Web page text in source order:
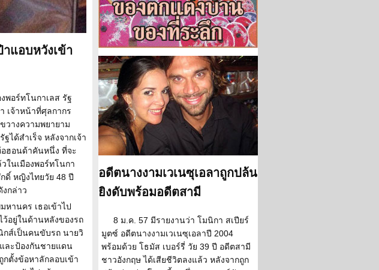
แอบหวังเข้า
พอร์ทโนกาเลส รัฐ
เจ้าหน้าที่ศุลกากร
วางความพยายาม
ได้สำเร็จ หลังจากเจ้า
ฮอนด้าคันหนึ่ง ที่จะ
ในเมืองพอร์ทโนกา
ดิ์ หญิงไทยวัย 48 ปี
กล่าว
หานคร เธอเข้าไป
ว้อยู่ในด้านหลังของรถ
กส์เป็นคนขับรถ นายวิ
ละป้องกันชายแดน
กตั้งข้อหาลักลอบเข้า
อดีตนางงามเวเนซุเอลาถูกปล้น
ยิงดับพร้อมอดีตสามี
8 ม.ค. 57 มีรายงานว่า โมนิกา สเปียร์
มูตซ์ อดีตนางงามเวเนซุเอลาปี 2004
พร้อมด้วย โธมัส เบอร์รี่ วัย 39 ปี อดีตสามี
ชาวอังกฤษ ได้เสียชีวิตลงแล้ว หลังจากถูก